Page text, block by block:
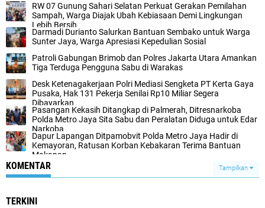
‎RW 07 Gunung Sahari Selatan Perkuat Gerakan Pemilahan
Sampah, Warga Diajak Ubah Kebiasaan Demi Lingkungan
Lebih Bersih
‎Darmadi Durianto Salurkan Bantuan Sembako untuk Warga
Sunter Jaya, Warga Apresiasi Kepedulian Sosial
‎Patroli Gabungan Brimob dan Polres Jakarta Utara Amankan
Tiga Terduga Pengguna Sabu di Warakas‎
‎Desk Ketenagakerjaan Polri Mediasi Sengketa PT Kerta Gaya
Pusaka, Hak 131 Pekerja Senilai Rp10 Miliar Segera
Dibayarkan
‎Pasangan Kekasih Ditangkap di Palmerah, Ditresnarkoba
Polda Metro Jaya Sita Sabu dan Peralatan Diduga untuk Edar
Narkoba‎
Dapur Lapangan Ditpamobvit Polda Metro Jaya Hadir di
Kemayoran, Ratusan Korban Kebakaran Terima Bantuan
Makanan‎
KOMENTAR Tampilkan
TERKINI